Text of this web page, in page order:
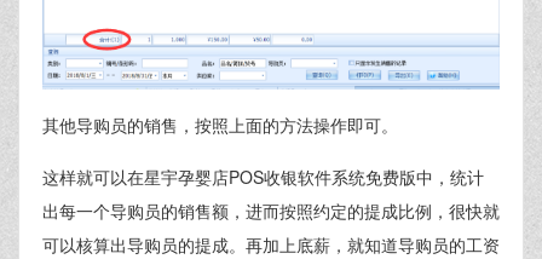
其他导购员的销售，按照上面的方法操作即可。
这样就可以在星宇孕婴店POS收银软件系统免费版中，统计
出每一个导购员的销售额，进而按照约定的提成比例，很快就
可以核算出导购员的提成。再加上底薪，就知道导购员的工资